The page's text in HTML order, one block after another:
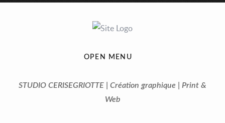
OPEN MENU
STUDIO CERISEGRIOTTE | Création graphique | Print &
Web